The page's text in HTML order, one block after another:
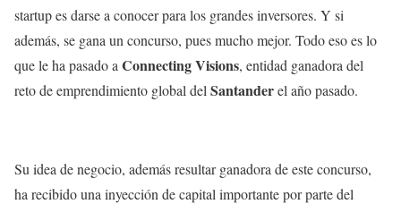
startup es darse a conocer para los grandes inversores. Y si
además, se gana un concurso, pues mucho mejor. Todo eso es lo
que le ha pasado a Connecting Visions, entidad ganadora del
reto de emprendimiento global del Santanderel año pasado.
Su idea de negocio, además resultar ganadora de este concurso,
ha recibido una inyección de capital importante por parte del